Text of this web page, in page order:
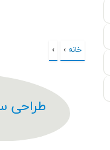
شما اینجا هستید
خانه ›
›
طراحی